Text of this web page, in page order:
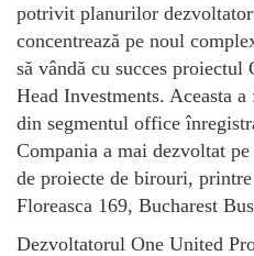
potrivit planurilor
concentrează pe noul
să vândă cu succes proiectul
Head Investments. Aceasta
din segmentul office
Compania a mai dezvoltat
de proiecte de birouri, printre
Floreasca 169, Bucharest
Dezvoltatorul One United